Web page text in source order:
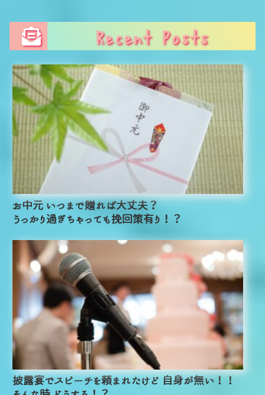
Recent Posts
お中元 いつまで贈れば大丈夫？
うっかり過ぎちゃっても挽回策有り！？
披露宴でスピーチを頼まれたけど 自身が無い！！